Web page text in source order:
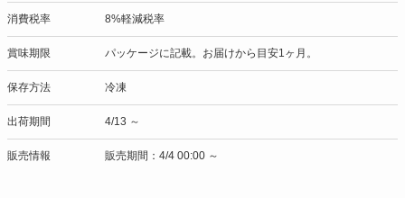
消費税率 8%軽減税率
賞味期限 パッケージに記載。お届けから目安1ヶ月。
保存方法 冷凍
出荷期間 4/13 ～
販売情報 販売期間：4/4 00:00 ～